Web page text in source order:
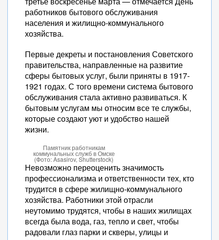
работников бытового обслуживания
населения и жилищно-коммунального
хозяйства.
Первые декреты и постановления Советского
правительства, направленные на развитие
сферы бытовых услуг, были приняты в 1917-
1921 годах. С того времени система бытового
обслуживания стала активно развиваться. К
бытовым услугам мы относим все те службы,
которые создают уют и удобство нашей
жизни.
Памятник работникам
коммунальных служб в Омске
(Фото: Asasirov, Shutterstock)
Невозможно переоценить значимость
профессионализма и ответственности тех, кто
трудится в сфере жилищно-коммунального
хозяйства. Работники этой отрасли
неутомимо трудятся, чтобы в наших жилищах
всегда была вода, газ, тепло и свет, чтобы
радовали глаз парки и скверы, улицы и